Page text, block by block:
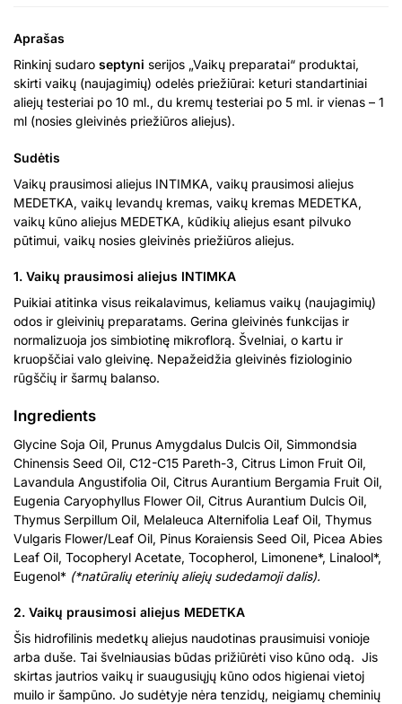
Aprašas
Rinkinį sudaro septyni serijos „Vaikų preparatai“ produktai,
skirti vaikų (naujagimių) odelės priežiūrai: keturi standartiniai
aliejų testeriai po 10 ml., du kremų testeriai po 5 ml. ir vienas – 1
ml (nosies gleivinės priežiūros aliejus).
Sudėtis
Vaikų prausimosi aliejus INTIMKA, vaikų prausimosi aliejus
MEDETKA, vaikų levandų kremas, vaikų kremas MEDETKA,
vaikų kūno aliejus MEDETKA, kūdikių aliejus esant pilvuko
pūtimui, vaikų nosies gleivinės priežiūros aliejus.
1. Vaikų prausimosi aliejus INTIMKA
Puikiai atitinka visus reikalavimus, keliamus vaikų (naujagimių)
odos ir gleivinių preparatams. Gerina gleivinės funkcijas ir
normalizuoja jos simbiotinę mikroflorą. Švelniai, o kartu ir
kruopščiai valo gleivinę. Nepažeidžia gleivinės fiziologinio
rūgščių ir šarmų balanso.
Ingredients
Glycine Soja Oil, Prunus Amygdalus Dulcis Oil, Simmondsia
Chinensis Seed Oil, C12-C15 Pareth-3, Citrus Limon Fruit Oil,
Lavandula Angustifolia Oil, Citrus Aurantium Bergamia Fruit Oil,
Eugenia Caryophyllus Flower Oil, Citrus Aurantium Dulcis Oil,
Thymus Serpillum Oil, Melaleuca Alternifolia Leaf Oil, Thymus
Vulgaris Flower/Leaf Oil, Pinus Koraiensis Seed Oil, Picea Abies
Leaf Oil, Tocopheryl Acetate, Tocopherol, Limonene*, Linalool*,
Eugenol* (*natūralių eterinių aliejų sudedamoji dalis).
2. Vaikų prausimosi aliejus MEDETKA
Šis hidrofilinis medetkų aliejus naudotinas prausimuisi vonioje
arba duše. Tai švelniausias būdas prižiūrėti viso kūno odą. Jis
skirtas jautrios vaikų ir suaugusiųjų kūno odos higienai vietoj
muilo ir šampūno. Jo sudėtyje nėra tenzidų, neigiamų cheminių